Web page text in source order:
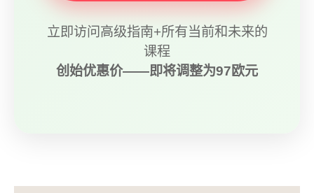
立即访问高级指南+所有当前和未来的
课程
创始优惠价——即将调整为97欧元